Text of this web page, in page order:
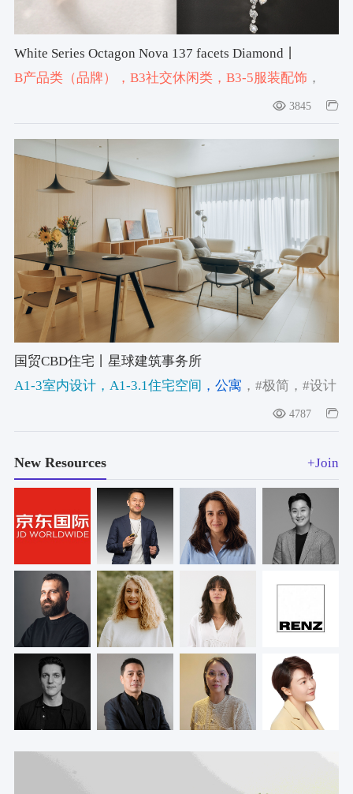
White Series Octagon Nova 137 facets Diamond丨
JannPaul Pte Ltd
B产品类（品牌） ，B3社交休闲类，B3-5服装配饰 ，
3845
国贸CBD住宅丨星球建筑事务所
A1-3室内设计，A1-3.1住宅空间 ，公寓 ，#极简 ，#设计
4787
New Resources +Join